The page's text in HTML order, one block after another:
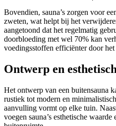
Bovendien, sauna’s zorgen voor
zweten, wat helpt bij het
aangetoond dat het regelmatig
doorbloeding met wel 70% kan
voedingsstoffen efficiënter door
Ontwerp en
Het ontwerp van een buitensauna
rustiek tot modern en
aanvulling vormt op elke tuin.
voegen sauna’s esthetische